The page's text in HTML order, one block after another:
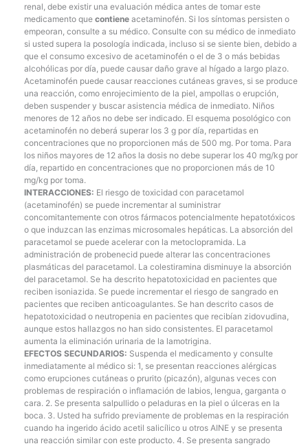
renal, debe existir una evaluación médica antes de tomar este
medicamento que contiene acetaminofén. Si los síntomas persisten o
empeoran, consulte a su médico. Consulte con su médico de inmediato
si usted supera la posología indicada, incluso si se siente bien, debido a
que el consumo excesivo de acetaminofén o el de 3 o más bebidas
alcohólicas por día, puede causar daño grave al hígado a largo plazo.
Acetaminofén puede causar reacciones cutáneas graves, si se produce
una reacción, como enrojecimiento de la piel, ampollas o erupción,
deben suspender y buscar asistencia médica de inmediato. Niños
menores de 12 años no debe ser indicado. El esquema posológico con
acetaminofén no deberá superar los 3 g por día, repartidas en
concentraciones que no proporcionen más de 500 mg. Por toma. Para
los niños mayores de 12 años la dosis no debe superar los 40 mg/kg por
día, repartido en concentraciones que no proporcionen más de 10
mg/kg por toma.
INTERACCIONES: El riesgo de toxicidad con paracetamol
(acetaminofén) se puede incrementar al suministrar
concomitantemente con otros fármacos potencialmente hepatotóxicos
o que induzcan las enzimas microsomales hepáticas. La absorción del
paracetamol se puede acelerar con la metoclopramida. La
administración de probenecid puede alterar las concentraciones
plasmáticas del paracetamol. La colestiramina disminuye la absorción
del paracetamol. Se ha descrito hepatotoxicidad en pacientes que
reciben isoniazida. Se puede incrementar el riesgo de sangrado en
pacientes que reciben anticoagulantes. Se han descrito casos de
hepatotoxicidad o neutropenia en pacientes que recibían zidovudina,
aunque estos hallazgos no han sido consistentes. El paracetamol
aumenta la eliminación urinaria de la lamotrigina.
EFECTOS SECUNDARIOS: Suspenda el medicamento y consulte
inmediatamente al médico si: 1, se presentan reacciones alérgicas
como erupciones cutáneas o prurito (picazón), algunas veces con
problemas de respiración o inflamación de labios, lengua, garganta o
cara. 2. Se presenta salpullido o peladuras en la piel o úlceras en la
boca. 3. Usted ha sufrido previamente de problemas en la respiración
cuando ha ingerido ácido acetil salicílico u otros AINE y se presenta
una reacción similar con este producto. 4. Se presenta sangrado